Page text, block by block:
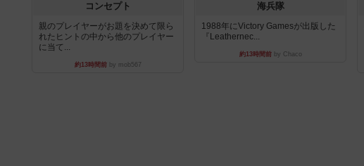
コンセプト
親のプレイヤーがお題を決めて限ら
れたヒントの中から他のプレイヤー
に当て...
約13時間前by mob567
海兵隊
1988年にVictory Gamesが出版した
『Leathernec...
約13時間前by Chaco